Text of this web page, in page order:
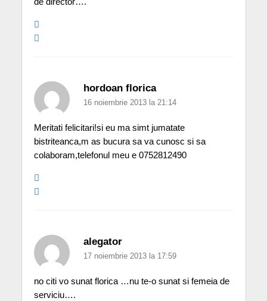
hordoan florica
16 noiembrie 2013 la 21:14
Meritati felicitari!si eu ma simt jumatate
bistriteanca,m as bucura sa va cunosc si sa
colaboram,telefonul meu e 0752812490
alegator
17 noiembrie 2013 la 17:59
no citi vo sunat florica …nu te-o sunat si femeia de
serviciu….